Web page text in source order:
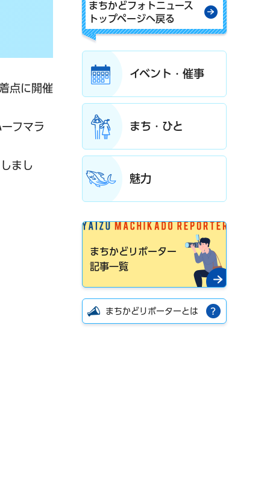
点に開催
フマラ
まし
まちかどフォトニュース
トップページへ戻る
イベント・催事
まち・ひと
魅力
まちかどリポーター
記事一覧
まちかどリポーターとは